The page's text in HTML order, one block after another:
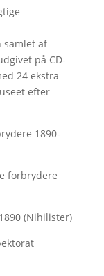
samlet af
på CD-
24 ekstra
efter
1890-
forbrydere
(Nihilister)